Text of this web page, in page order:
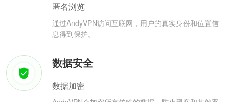
匿名浏览
通过AndyVPN访问互联网，用户的真实身份和位置信
息得到保护。
数据安全
数据加密